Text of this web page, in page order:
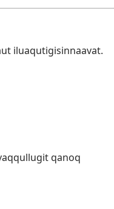
iluaqutigisinnaavat.
qanoq